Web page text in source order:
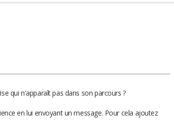
qui n'apparaît pas dans son parcours ?
en lui envoyant un message. Pour cela ajoutez